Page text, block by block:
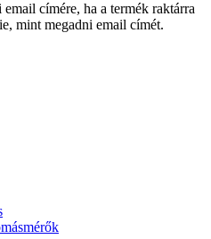
címére, ha a termék raktárra
mint megadni email címét.